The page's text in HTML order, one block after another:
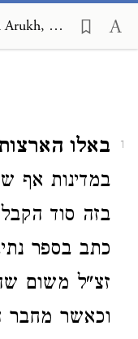
Eshel Avraham on Shulchan Arukh, Orach Chayim 183
1 באלו
במדינות אף
בזה סוד
כתב בספר
זצ"ל משום
וכאשר מחבר